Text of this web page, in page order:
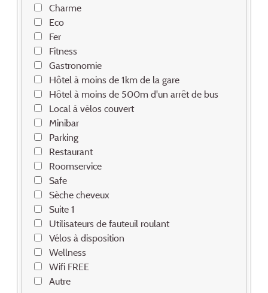
Charme
Eco
Fer
Fitness
Gastronomie
Hôtel à moins de 1km de la gare
Hôtel à moins de 500m d'un arrêt de bus
Local à vélos couvert
Minibar
Parking
Restaurant
Roomservice
Safe
Sèche cheveux
Suite 1
Utilisateurs de fauteuil roulant
Vélos à disposition
Wellness
Wifi FREE
Autre